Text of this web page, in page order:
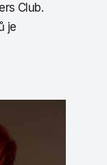
Club.
je